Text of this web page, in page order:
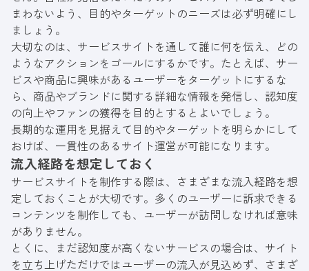
まわないよう、目的やターゲットのニーズは必ず明確にし
ましょう。
大切なのは、サービスサイトを通して誰に何を伝え、どの
ようなアクションをゴールにするかです。たとえば、サー
ビスや商品に興味があるユーザーをターゲットにするな
ら、商品やブランドに関する詳細な情報を発信し、認知度
の向上やファンの獲得を目的とするとよいでしょう。
長期的な運用を見据えて目的やターゲットを明らかにして
おけば、一貫性のあるサイト運営が可能になります。
流入経路を想定しておく
サービスサイトを制作する際は、さまざまな流入経路を想
定しておくことが大切です。多くのユーザーに訴求できる
コンテンツを制作しても、ユーザーが訪問しなければ意味
がありません。
とくに、まだ認知度が高くないサービスの場合は、サイト
を立ち上げただけではユーザーの流入が見込めず、さまざ